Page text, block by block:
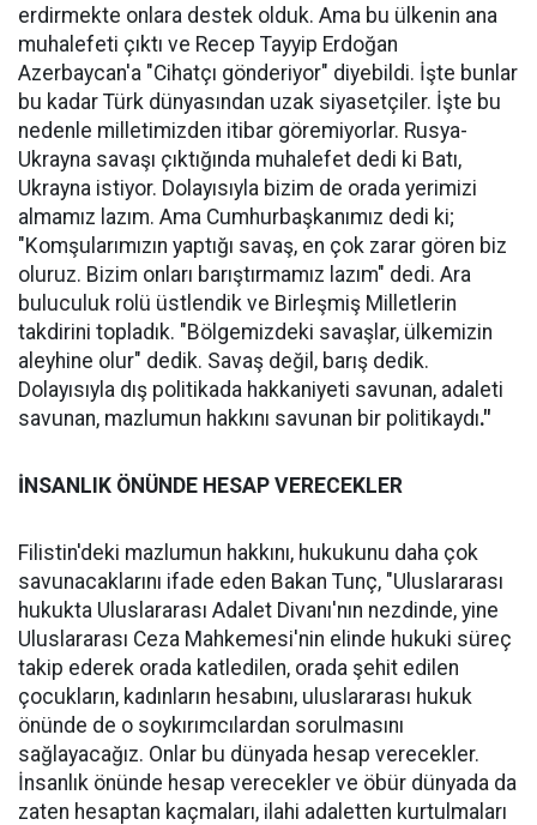
erdirmekte onlara destek olduk. Ama bu ülkenin ana
muhalefeti çıktı ve Recep Tayyip Erdoğan
Azerbaycan'a "Cihatçı gönderiyor" diyebildi. İşte bunlar
bu kadar Türk dünyasından uzak siyasetçiler. İşte bu
nedenle milletimizden itibar göremiyorlar. Rusya-
Ukrayna savaşı çıktığında muhalefet dedi ki Batı,
Ukrayna istiyor. Dolayısıyla bizim de orada yerimizi
almamız lazım. Ama Cumhurbaşkanımız dedi ki;
"Komşularımızın yaptığı savaş, en çok zarar gören biz
oluruz. Bizim onları barıştırmamız lazım" dedi. Ara
buluculuk rolü üstlendik ve Birleşmiş Milletlerin
takdirini topladık. "Bölgemizdeki savaşlar, ülkemizin
aleyhine olur" dedik. Savaş değil, barış dedik.
Dolayısıyla dış politikada hakkaniyeti savunan, adaleti
savunan, mazlumun hakkını savunan bir politikaydı."
İNSANLIK ÖNÜNDE HESAP VERECEKLER
Filistin'deki mazlumun hakkını, hukukunu daha çok
savunacaklarını ifade eden Bakan Tunç, "Uluslararası
hukukta Uluslararası Adalet Divanı'nın nezdinde, yine
Uluslararası Ceza Mahkemesi'nin elinde hukuki süreç
takip ederek orada katledilen, orada şehit edilen
çocukların, kadınların hesabını, uluslararası hukuk
önünde de o soykırımcılardan sorulmasını
sağlayacağız. Onlar bu dünyada hesap verecekler.
İnsanlık önünde hesap verecekler ve öbür dünyada da
zaten hesaptan kaçmaları, ilahi adaletten kurtulmaları